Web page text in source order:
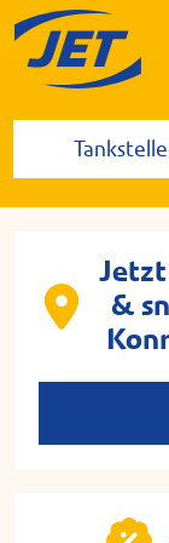
Jetzt
&